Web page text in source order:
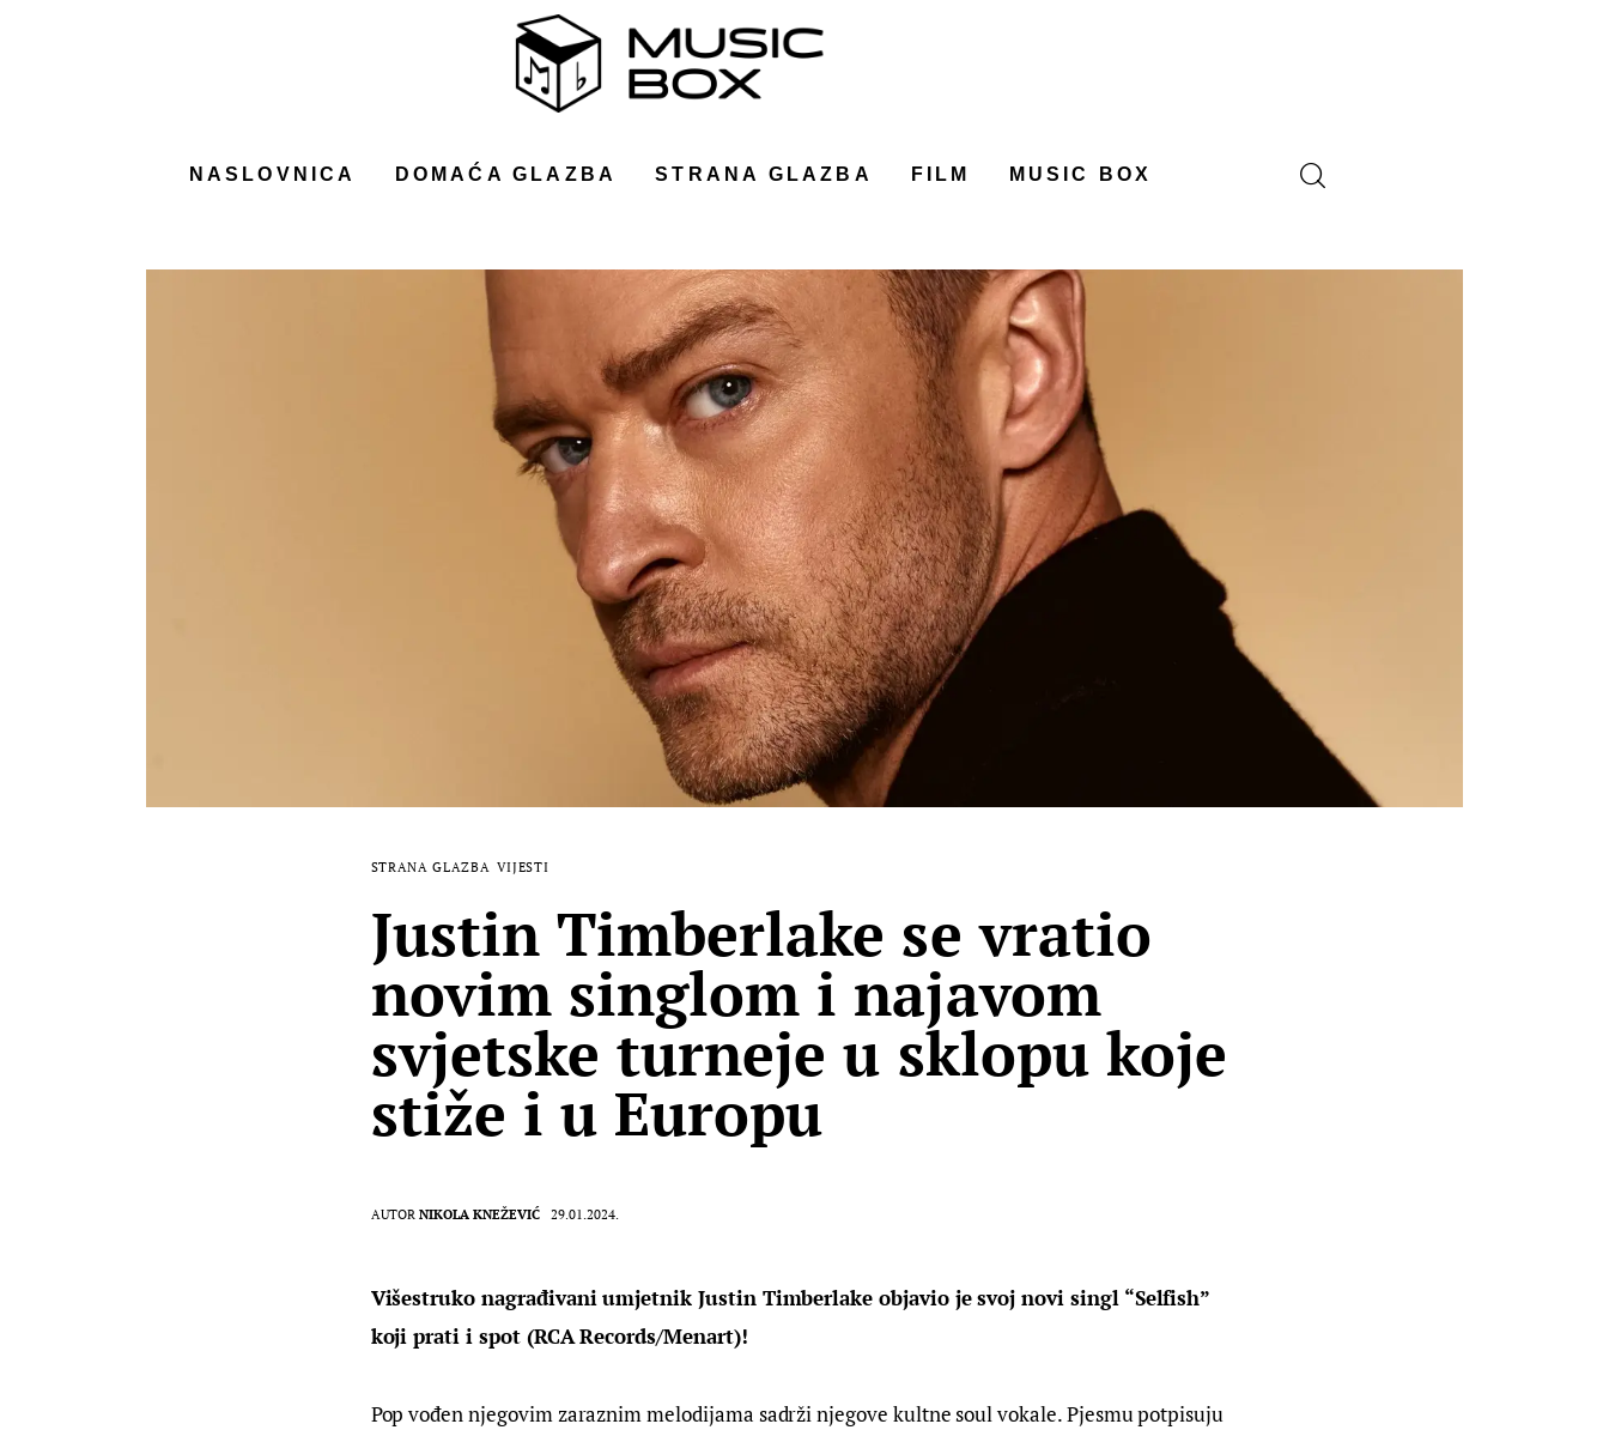
NASLOVNICA DOMAĆA GLAZBA STRANA GLAZBA FILM MUSIC BOX
STRANA GLAZBA VIJESTI
Justin Timberlake se vratio
novim singlom i najavom
svjetske turneje u sklopu koje
stiže i u Europu
AUTOR NIKOLA KNEŽEVIĆ 29.01.2024.
Višestruko nagrađivani umjetnik Justin Timberlake objavio je svoj novi singl “Selfish”
koji prati i spot (RCA Records/Menart)!
Pop vođen njegovim zaraznim melodijama sadrži njegove kultne soul vokale. Pjesmu potpisuju